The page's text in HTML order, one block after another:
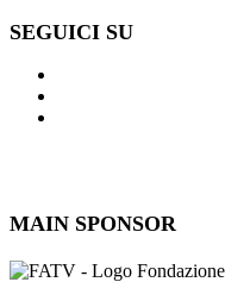
SEGUICI SU
MAIN SPONSOR